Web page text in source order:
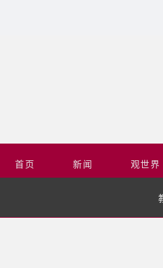
首页 新闻 观世界